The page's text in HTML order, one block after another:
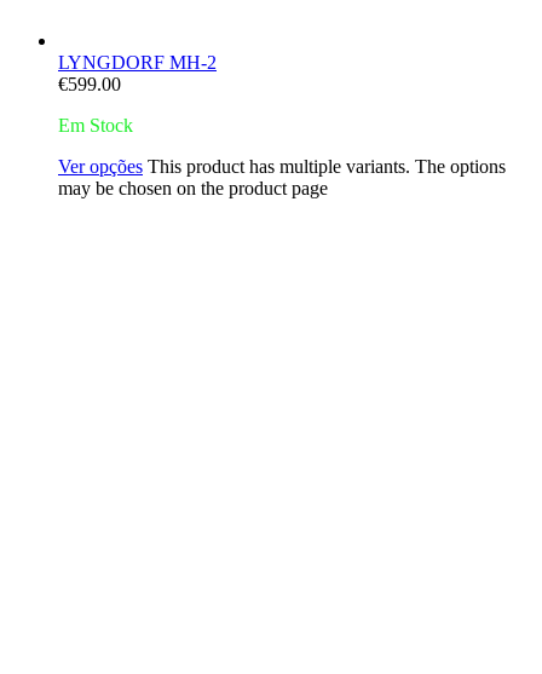
LYNGDORF MH-2
€599.00
Em Stock
Ver opções This product has multiple variants. The options
may be chosen on the product page